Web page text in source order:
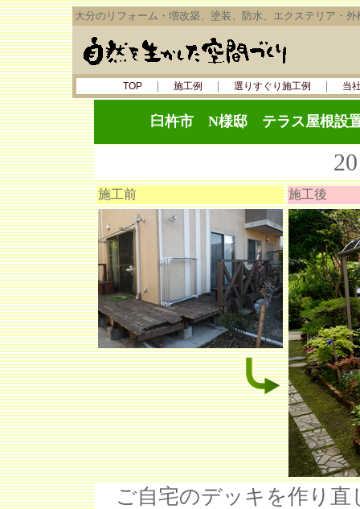
大分のリフォーム・増改築、塗装、防水、エクステリア・
TOP｜ 施工例 ｜ 選りすぐり施工例 ｜ 当
臼杵市 N様邸 テラス屋根設
施工前 施工後
ご自宅のデッキを作り直